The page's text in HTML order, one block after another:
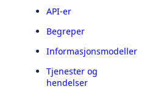
API-er
Begreper
Informasjonsmodeller
Tjenester og
hendelser